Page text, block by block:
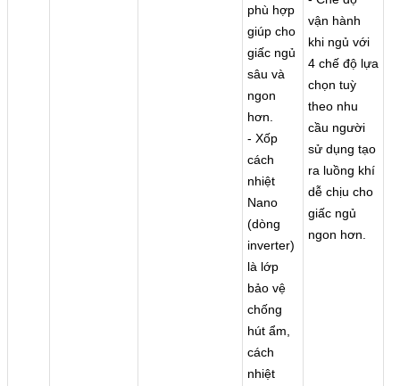
phù hợp
giúp cho
giấc ngủ
sâu và
ngon
hơn.
- Xốp
cách
nhiệt
Nano
(dòng
inverter)
là lớp
bảo vệ
chống
hút ẩm,
cách
nhiệt
vận hành
khi ngủ với
4 chế độ lựa
chọn tuỳ
theo nhu
cầu người
sử dụng tạo
ra luồng khí
dễ chịu cho
giấc ngủ
ngon hơn.